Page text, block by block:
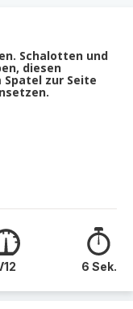
Schalotten und
diesen
zur Seite
6 Sek.